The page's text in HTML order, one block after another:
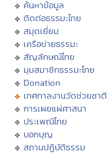
ค้นหาข้อมูล
ติดต่อธรรมะไทย
สมุดเยี่ยม
เครือข่ายธรรมะ
สัญลักษณ์ไทย
มุมสมาชิกธรรมะไทย
Donation
เทศกาลงานวัดช่วยชาติ
การเผยแผ่ศาสนา
ประเพณีไทย
บอกบุญ
สถานปฏิบัติธรรม